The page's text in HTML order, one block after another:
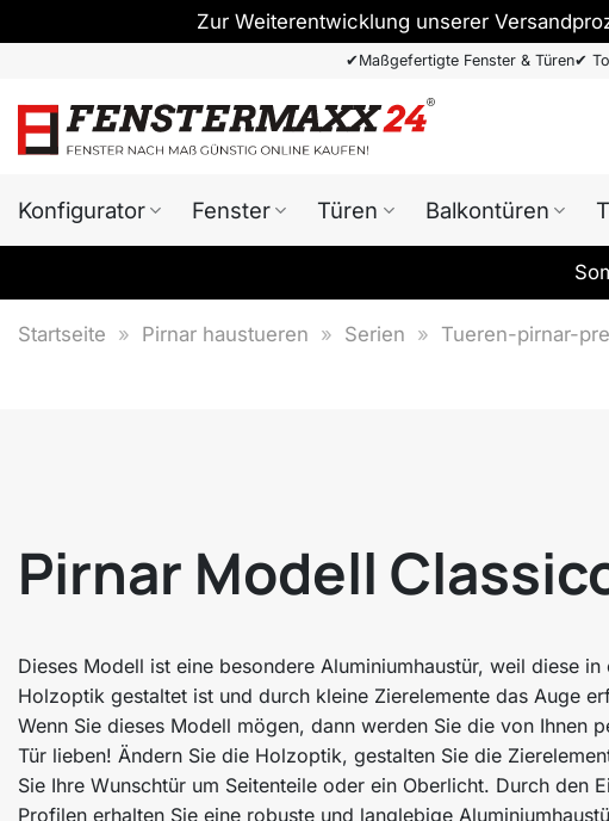
Zur Weiterentwicklung unserer
springen
✔Maßgefertigte Fenster & Türen✔
Konfigurator Fenster Türen Balkontüren
Startseite » Pirnar haustueren » Serien » Tueren-pirnar-
Pirnar Modell
Dieses Modell ist eine besondere Aluminiumhaustür, weil diese in
Holzoptik gestaltet ist und durch kleine Zierelemente das Auge
Wenn Sie dieses Modell mögen, dann werden Sie die von Ihnen
Tür lieben! Ändern Sie die Holzoptik, gestalten Sie die
Sie Ihre Wunschtür um Seitenteile oder ein Oberlicht. Durch den
Profilen erhalten Sie eine robuste und langlebige